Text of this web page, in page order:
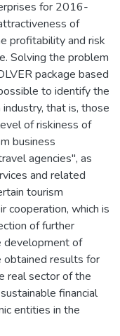
for 2016-
of
profitability and risk
Solving the problem
package based
to identify the
that is, those
of riskiness of
business
agencies", as
and related
tourism
cooperation, which is
of further
development of
obtained results for
real sector of the
financial
entities in the